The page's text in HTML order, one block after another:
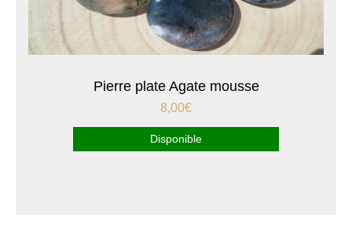
Pierre plate Agate mousse
8,00€
Disponible